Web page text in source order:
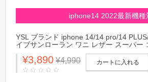
iphone14 2022最新機種
YSL ブランド iphone 14/14 pro/14
イブサンローラン ワニ レザー スーパー
14/13/12/11/X/XS/XR/8/7カバーパロディ
¥3,890 ¥4,990 カートに入れる